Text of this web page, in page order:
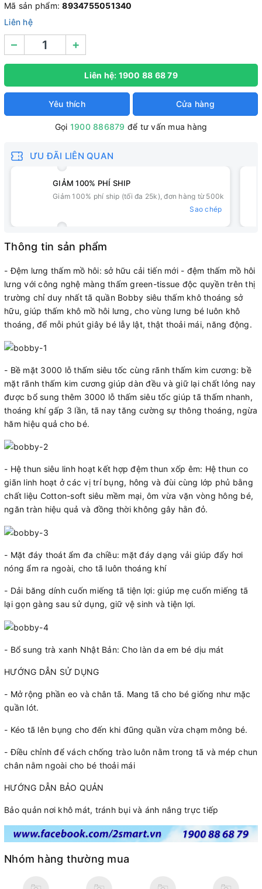
Mã sản phẩm:8934755051340
Liên hệ
– +
Liên hệ: 1900 88 68 79
Yêu thích Cửa hàng
Gọi 1900 886879 để tư vấn mua hàng
ƯU ĐÃI LIÊN QUAN
GIẢM 100% PHÍ SHIP
Giảm 100% phí ship (tối đa 25k), đơn hàng từ 500k
Sao chép
Thông tin sản phẩm
- Đệm lưng thấm mồ hôi: sở hữu cải tiến mới - đệm thấm mồ hôi
lưng với công nghệ màng thấm green-tissue độc quyền trên thị
trường chỉ duy nhất tã quần Bobby siêu thấm khô thoáng sở
hữu, giúp thấm khô mồ hôi lưng, cho vùng lưng bé luôn khô
thoáng, để mỗi phút giây bé lẫy lật, thật thoải mái, năng động.
- Bề mặt 3000 lỗ thấm siêu tốc cùng rãnh thấm kim cương: bề
mặt rãnh thấm kim cương giúp dàn đều và giữ lại chất lỏng nay
được bổ sung thêm 3000 lỗ thấm siêu tốc giúp tã thấm nhanh,
thoáng khí gấp 3 lần, tã nay tăng cường sự thông thoáng, ngừa
hăm hiệu quả cho bé.
- Hệ thun siêu linh hoạt kết hợp đệm thun xốp êm: Hệ thun co
giãn linh hoạt ở các vị trí bụng, hông và đùi cùng lớp phủ bằng
chất liệu Cotton-soft siêu mềm mại, ôm vừa vặn vòng hông bé,
ngăn tràn hiệu quả và đồng thời không gây hằn đỏ.
- Mặt đáy thoát ẩm đa chiều: mặt đáy dạng vải giúp đẩy hơi
nóng ẩm ra ngoài, cho tã luôn thoáng khí
- Dải băng dính cuốn miếng tã tiện lợi: giúp mẹ cuốn miếng tã
lại gọn gàng sau sử dụng, giữ vệ sinh và tiện lợi.
- Bổ sung trà xanh Nhật Bản: Cho làn da em bé dịu mát
HƯỚNG DẪN SỬ DỤNG
- Mở rộng phần eo và chân tã. Mang tã cho bé giống như mặc
quần lót.
- Kéo tã lên bụng cho đến khi đũng quần vừa chạm mông bé.
- Điều chỉnh để vách chống trào luôn nằm trong tã và mép chun
chân nằm ngoài cho bé thoải mái
HƯỚNG DẪN BẢO QUẢN
Bảo quản nơi khô mát, tránh bụi và ánh nắng trực tiếp
Nhóm hàng thường mua